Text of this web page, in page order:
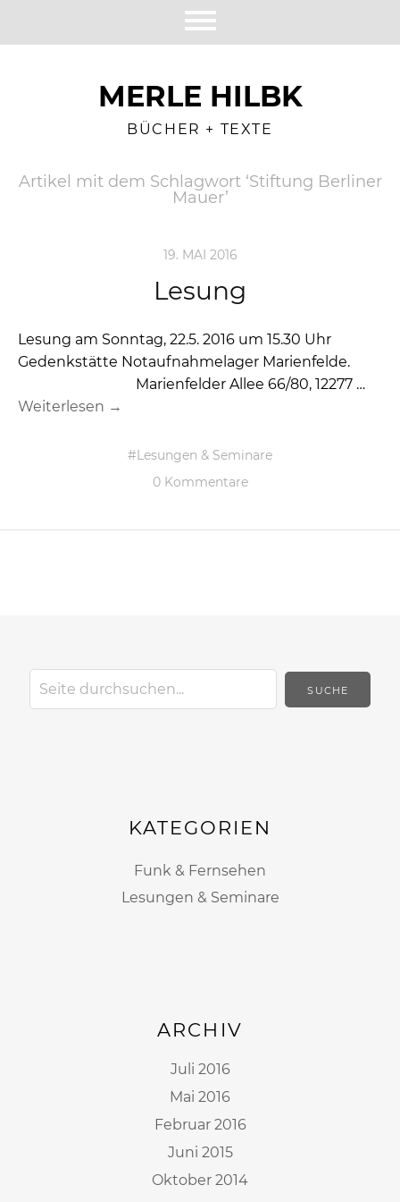
MERLE HILBK
BÜCHER + TEXTE
Artikel mit dem Schlagwort ‘Stiftung Berliner
Mauer’
19. MAI 2016
Lesung
Lesung am Sonntag, 22.5. 2016 um 15.30 Uhr
Gedenkstätte Notaufnahmelager Marienfelde.
Marienfelder Allee 66/80, 12277 …
Weiterlesen →
Lesungen & Seminare
0 Kommentare
KATEGORIEN
Funk & Fernsehen
Lesungen & Seminare
ARCHIV
Juli 2016
Mai 2016
Februar 2016
Juni 2015
Oktober 2014